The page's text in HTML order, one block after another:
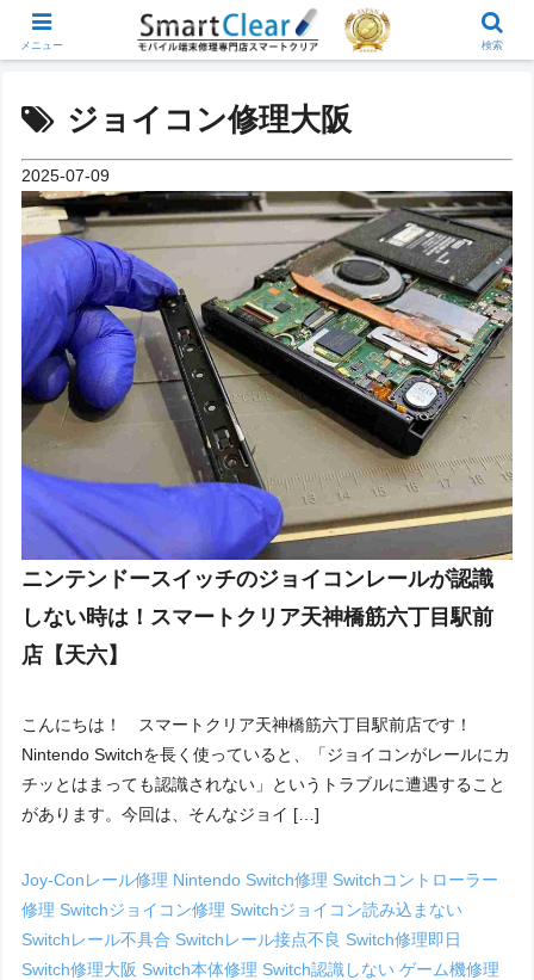
ジョイコン修理大阪
2025-07-09
ニンテンドースイッチのジョイコンレールが認識
しない時は！スマートクリア天神橋筋六丁目駅前
店【天六】
こんにちは！ スマートクリア天神橋筋六丁目駅前店です！
Nintendo Switchを長く使っていると、「ジョイコンがレールにカ
チッとはまっても認識されない」というトラブルに遭遇すること
があります。今回は、そんなジョイ […]
Joy-Conレール修理 Nintendo Switch修理 Switchコントローラー
修理 Switchジョイコン修理 Switchジョイコン読み込まない
Switchレール不具合 Switchレール接点不良 Switch修理即日
Switch修理大阪 Switch本体修理 Switch認識しないゲーム機修理
メニュー 検索